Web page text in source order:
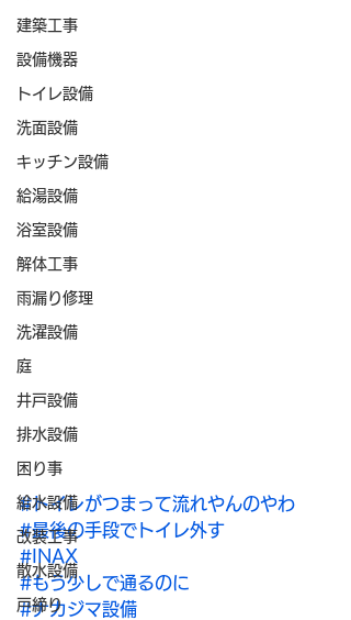
建築工事
設備機器
トイレ設備
洗面設備
キッチン設備
給湯設備
浴室設備
解体工事
雨漏り修理
洗濯設備
庭
井戸設備
排水設備
困り事
給水設備
改装工事
散水設備
戸締り
#トイレがつまって流れやんのやわ
#最後の手段でトイレ外す
#INAX
#もう少しで通るのに
#ナカジマ設備